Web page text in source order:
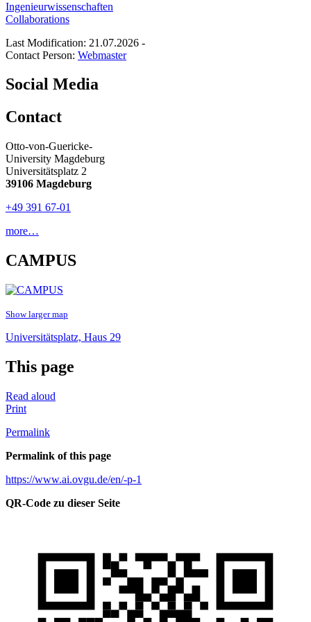
Ingenieurwissenschaften
Collaborations
Last Modification: 21.07.2026 -
Contact Person: Webmaster
Social Media
Contact
Otto-von-Guericke-
University Magdeburg
Universitätsplatz 2
39106 Magdeburg
+49 391 67-01
more…
CAMPUS
Show larger map
Universitätsplatz, Haus 29
This page
Read aloud
Print
Permalink
Permalink of this page
https://www.ai.ovgu.de/en/-p-1
QR-Code zu dieser Seite